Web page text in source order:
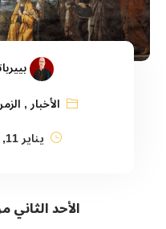
الأخبار,
يناير 11, 2024
الأحد